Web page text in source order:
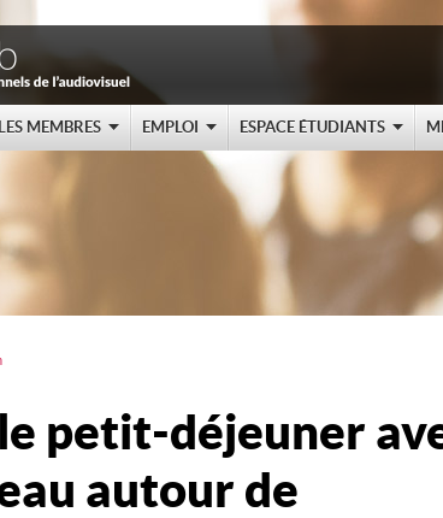
LES MEMBRES EMPLOI ESPACE ÉTUDIANTS
petit-déjeuner
autour de